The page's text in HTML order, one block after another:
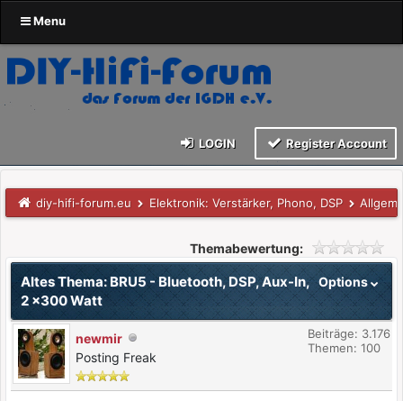
Menu
LOGIN Register Account
diy-hifi-forum.eu Elektronik: Verstärker, Phono, DSP
Themabewertung:
Options
Altes Thema: BRU5 - Bluetooth, DSP, Aux-In,
2 x300 Watt
newmir
Posting Freak
Beiträge: 3.176
Themen: 100